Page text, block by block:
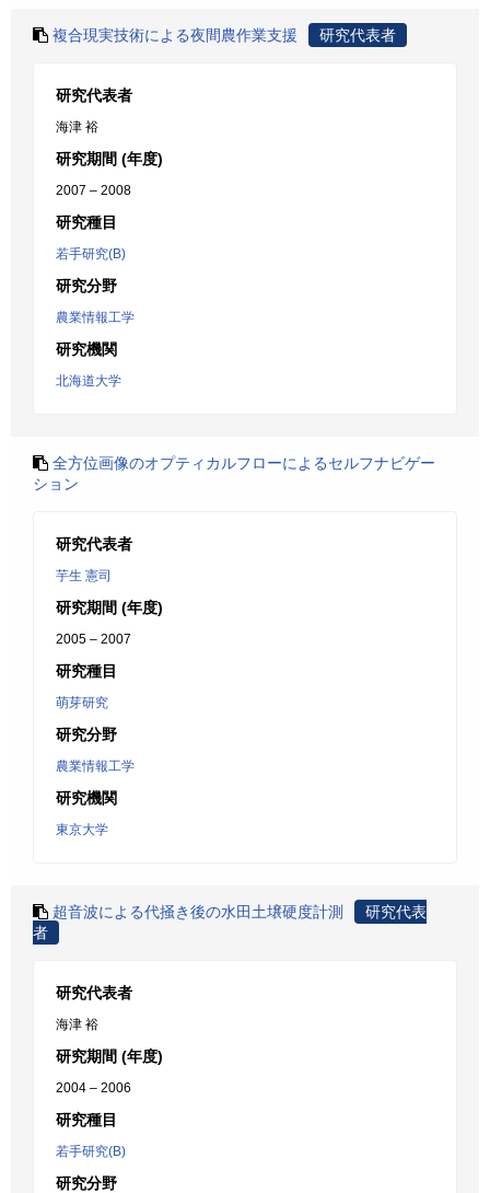
複合現実技術による夜間農作業支援 研究代表者
研究代表者
海津 裕
研究期間 (年度)
2007 – 2008
研究種目
若手研究(B)
研究分野
農業情報工学
研究機関
北海道大学
全方位画像のオプティカルフローによるセルフナビゲー
ション
研究代表者
芋生 憲司
研究期間 (年度)
2005 – 2007
研究種目
萌芽研究
研究分野
農業情報工学
研究機関
東京大学
超音波による代掻き後の水田土壌硬度計測
研究代表
者
研究代表者
海津 裕
研究期間 (年度)
2004 – 2006
研究種目
若手研究(B)
研究分野